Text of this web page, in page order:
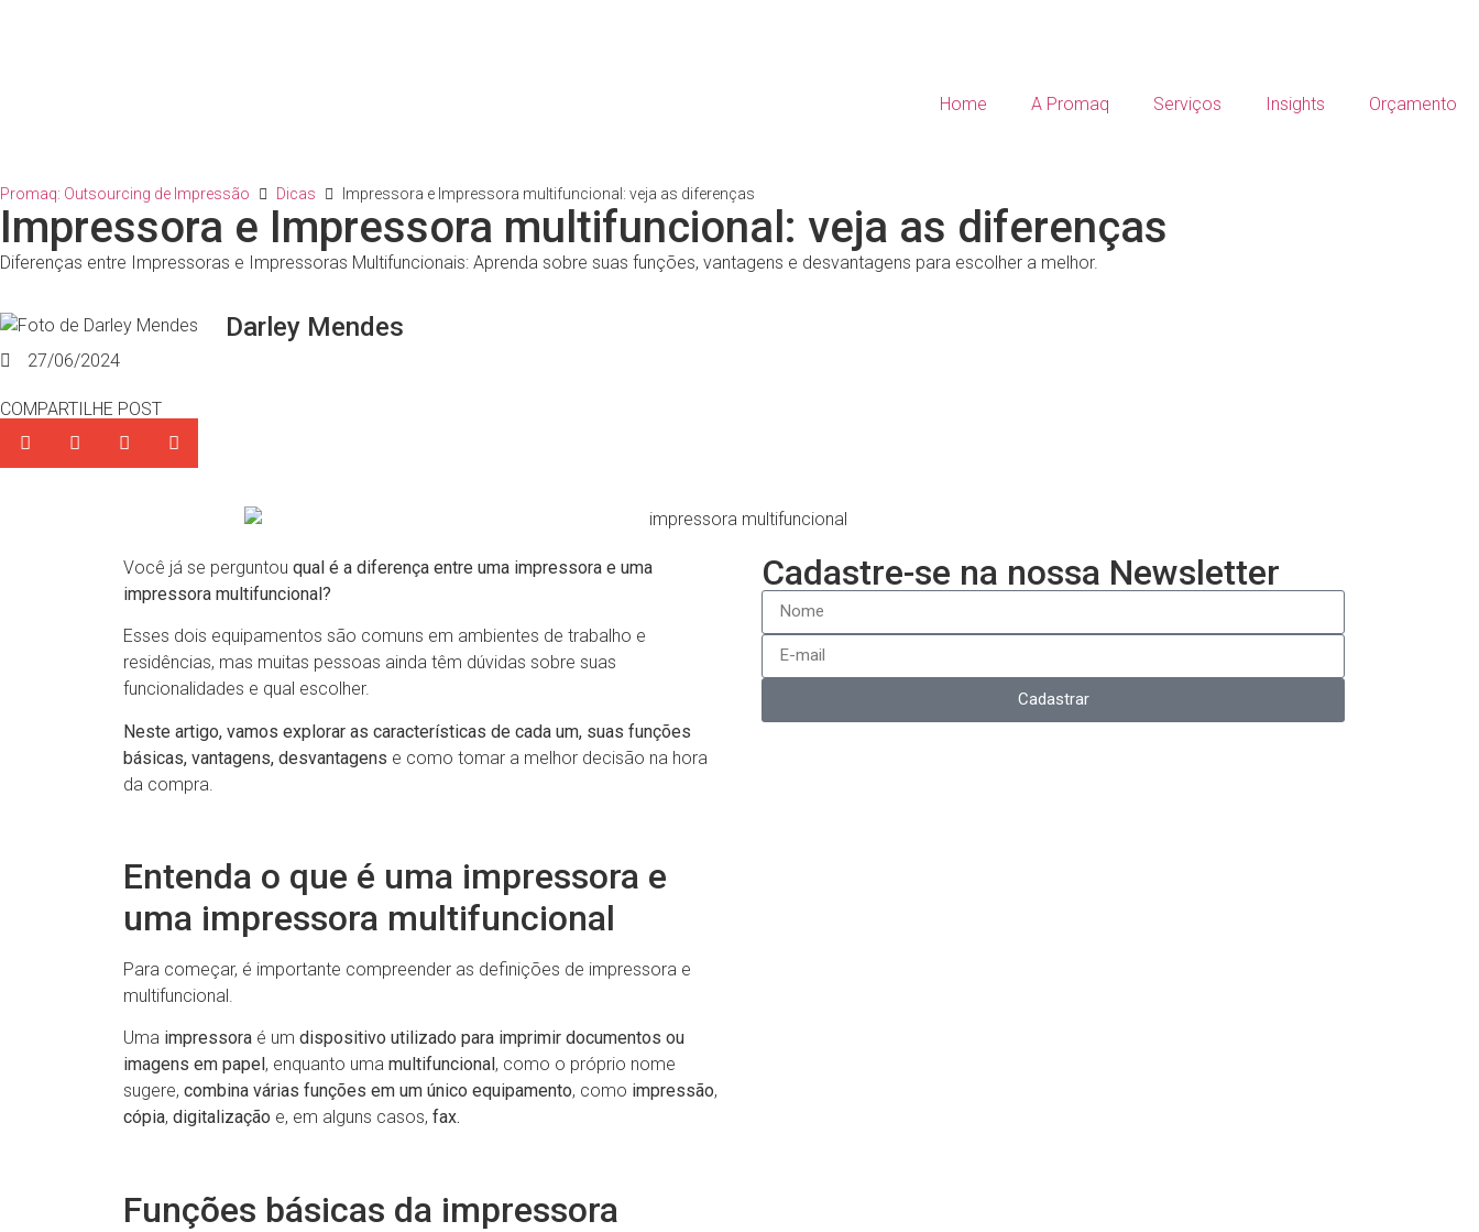
Home A Promaq Serviços Insights Orçamento
Promaq: Outsourcing de Impressão Dicas Impressora e Impressora multifuncional: veja as diferenças
Impressora e Impressora multifuncional: veja as diferenças
Diferenças entre Impressoras e Impressoras Multifuncionais: Aprenda sobre suas funções, vantagens e desvantagens para escolher a melhor.
Darley Mendes
27/06/2024
COMPARTILHE POST
Você já se perguntou qual é a diferença entre uma impressora e uma
impressora multifuncional?
Esses dois equipamentos são comuns em ambientes de trabalho e
residências, mas muitas pessoas ainda têm dúvidas sobre suas
funcionalidades e qual escolher.
Neste artigo, vamos explorar as características de cada um, suas funções
básicas, vantagens, desvantagens e como tomar a melhor decisão na hora
da compra.
Entenda o que é uma impressora e
uma impressora multifuncional
Para começar, é importante compreender as definições de impressora e
multifuncional.
Uma impressora é um dispositivo utilizado para imprimir documentos ou
imagens em papel , enquanto uma multifuncional , como o próprio nome
sugere, combina várias funções em um único equipamento, como impressão,
cópia, digitalização e, em alguns casos, fax.
Funções básicas da impressora
Cadastre-se na nossa Newsletter
Cadastrar